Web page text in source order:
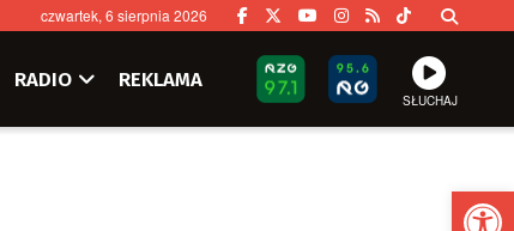
czwartek, 6 sierpnia 2026
RADIO REKLAMA
SŁUCHAJ